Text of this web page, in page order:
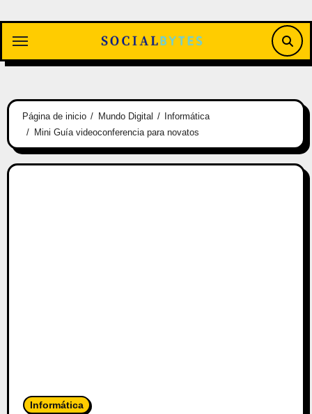
contenido
Página de inicio Mundo Digital
Informática
Mini Guía videoconferencia para novatos
Informática